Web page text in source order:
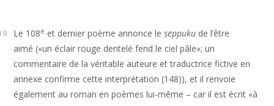
Le 108e et dernier poème annonce leseppuku de l’être
aimé («un éclair rouge dentelé fend le ciel pâle»; un
commentaire de la véritable auteure et traductrice fictive en
annexe confirme cette interprétation (148)), et il renvoie
également au roman en poèmes lui-même – car il est écrit «à